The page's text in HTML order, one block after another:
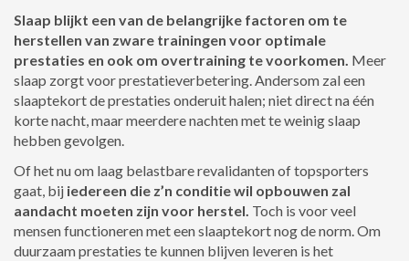
Slaap blijkt een van de belangrijke factoren om te
herstellen van zware trainingen voor optimale
prestaties en ook om overtraining te voorkomen. Meer
slaap zorgt voor prestatieverbetering. Andersom zal een
slaaptekort de prestaties onderuit halen; niet direct na één
korte nacht, maar meerdere nachten met te weinig slaap
hebben gevolgen.
Of het nu om laag belastbare revalidanten of topsporters
gaat, bij iedereen die z’n conditie wil opbouwen zal
aandacht moeten zijn voor herstel. Toch is voor veel
mensen functioneren met een slaaptekort nog de norm. Om
duurzaam prestaties te kunnen blijven leveren is het